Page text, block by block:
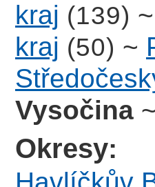
kraj (139) ~
kraj (50) ~
Vysočina ~
Okresy: